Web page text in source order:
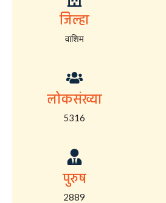
जिल्हा
वाशिम
लोकसंख्या
5316
पुरुष
2889